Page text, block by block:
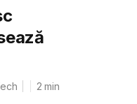
2 min